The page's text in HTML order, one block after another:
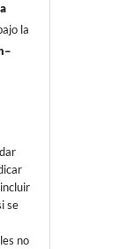
la
se
no